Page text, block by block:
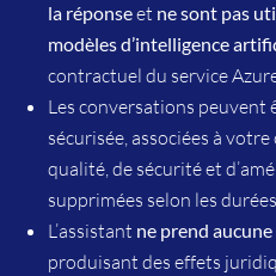
la réponseet ne sont pas
modèles d’intelligence
contractuel du service
Les conversations peuvent
sécurisée, associées à
qualité, de sécurité et
supprimées selon les
L’assistant ne prend
produisant des effets